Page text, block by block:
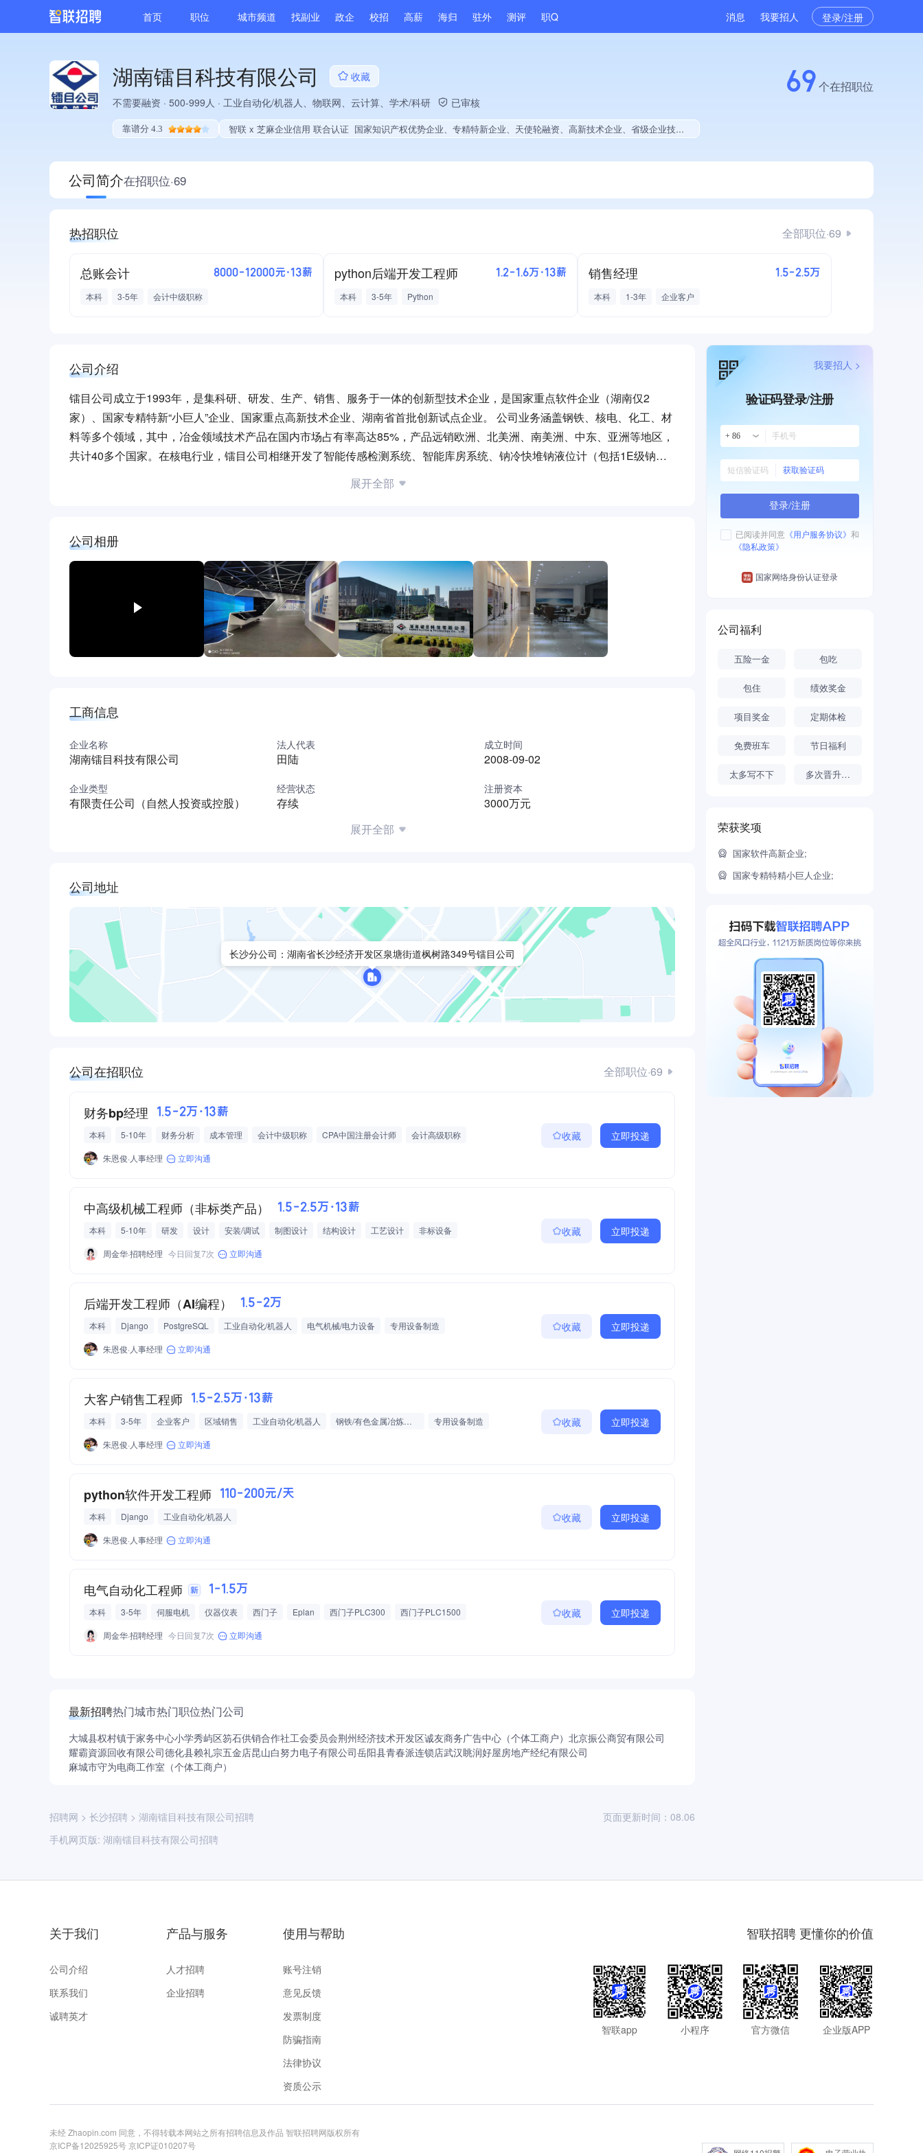
首页 职位 城市频道 找副业 政企 校招 高薪 海归 驻外 测评 职Q 消息 我要招人 登录/注册
湖南镭目科技有限公司
收藏
不需要融资 · 500-999人 · 工业自动化/机器人、物联网、云计算、学术/科研 已审核
靠谱分 4.3 智联 x 芝麻企业信用 联合认证 国家知识产权优势企业、专精特新企业、天使轮融资、高新技术企业、省级企业技术中心、上市企业供应商、国企供应商、战略性新兴领域创新能力、绝对控股1家公司、薪资水平全省同行前5%、旗下品牌同行前40%、A级纳税人、知名品牌供应商、多产业布局、拥有节能环保技术、拥有自主品牌、拥有高价值专利、专利授权量同领域前500、技术布局行业领先、经营年限全国同行前5%、权威管理体系认证、双软认证企业、大学生就业贡献、2025年公开项目中标、拥有绿色资质、拥有工艺创新能力、拥有多项著作权、软件研发量位于同行前5%
69个在招职位
公司简介在招职位·69
热招职位 全部职位·69
总账会计 8000-12000元·13薪
本科 3-5年 会计中级职称
python后端开发工程师 1.2-1.6万·13薪
本科 3-5年 Python
销售经理 1.5-2.5万
本科 1-3年 企业客户
公司介绍
镭目公司成立于1993年，是集科研、研发、生产、销售、服务于一体的创新型技术企业，是国家重点软件企业（湖南仅2
家）、国家专精特新“小巨人”企业、国家重点高新技术企业、湖南省首批创新试点企业。 公司业务涵盖钢铁、核电、化工、材
料等多个领域，其中，冶金领域技术产品在国内市场占有率高达85%，产品远销欧洲、北美洲、南美洲、中东、亚洲等地区，
共计40多个国家。在核电行业，镭目公司相继开发了智能传感检测系统、智能库房系统、钠冷快堆钠液位计（包括1E级钠液
位计）、钠存在监测装置、N16检测系统等，打破国际垄断。 31年来，公司坚持创新发展，专注于工业机器人控制与处理、
智能设备自动化监测与控制、生产过程在线监控、高端材料等产品的研发与应用，为客户提供先进的产品解决方案，实现智能
累计申请国内专利511项，国际专利43项，软件著作权134项。先后获得“国家科技进步二等奖”、“国家专利优秀奖”“湖南省软件
出口第一名”等系列奖项。 在国家大力推行“新基建”的模式下，5G通讯、大数据中心、人工智能、工业互联网等技术助力钢铁
智慧制造的蓬勃发展。镭目公司将基于三十多年的钢铁冶金技术研发和服务经验，结合新技术与智慧制造理念，持续创新，为
客户打造“安全、高效、绿色、优质、柔性”的智慧制造新型工厂。
展开全部
公司相册
工商信息
企业名称
湖南镭目科技有限公司
法人代表
田陆
成立时间
2008-09-02
企业类型
有限责任公司（自然人投资或控股）
经营状态
存续
注册资本
3000万元
展开全部
公司地址
长沙分公司：湖南省长沙经济开发区泉塘街道枫树路349号镭目公司
公司在招职位 全部职位·69
财务bp经理 1.5-2万·13薪
本科 5-10年 财务分析 成本管理 会计中级职称 CPA中国注册会计师
会计高级职称
专用设备制造
朱恩俊·人事经理 立即沟通
收藏 立即投递
中高级机械工程师（非标类产品） 1.5-2.5万·13薪
本科 5-10年 研发 设计 安装/调试 制图设计 结构设计 工艺设计
非标设备
自动化设备
专用设备制造
周金华·招聘经理 今日回复7次 立即沟通
收藏 立即投递
后端开发工程师（AI编程） 1.5-2万
本科 Django PostgreSQL 工业自动化/机器人 电气机械/电力设备
专用设备制造
朱恩俊·人事经理
立即沟通
收藏 立即投递
大客户销售工程师 1.5-2.5万·13薪
本科 3-5年 企业客户 区域销售 工业自动化/机器人 钢铁/有色金属冶炼及加工
专用设备制造
五险一金
朱恩俊·人事经理 立即沟通
收藏 立即投递
python软件开发工程师 110-200元/天
本科 Django
工业自动化/机器人
朱恩俊·人事经理
立即沟通
收藏 立即投递
电气自动化工程师 1-1.5万
本科 3-5年 伺服电机 仪器仪表 西门子 Eplan 西门子PLC300
西门子PLC1500
西门子PLC1200
周金华·招聘经理 今日回复7次 立即沟通
收藏 立即投递
最新招聘热门城市热门职位热门公司
大城县权村镇于家务中心小学秀屿区笏石供销合作社工会委员会荆州经济技术开发区诚友商务广告中心（个体工商户） 北京振公商贸有限公司
耀霸資源回收有限公司德化县赖礼宗五金店昆山白努力电子有限公司岳阳县青春派连锁店武汉眺润好屋房地产经纪有限公司
麻城市守为电商工作室（个体工商户）
招聘网 > 长沙招聘 > 湖南镭目科技有限公司招聘
手机网页版: 湖南镭目科技有限公司招聘
页面更新时间：08.06
验证码登录/注册
+ 86
获取验证码
登录/注册
已阅读并同意 《用户服务协议》 和
《隐私政策》
国家网络身份认证登录
我要招人 >
公司福利
五险一金 包吃
包住 绩效奖金
项目奖金 定期体检
免费班车 节日福利
太多写不下 多次晋升机会
荣获奖项
国家软件高新企业;
国家专精特精小巨人企业;
关于我们
公司介绍
联系我们
诚聘英才
产品与服务
人才招聘
企业招聘
使用与帮助
账号注销
意见反馈
发票制度
防骗指南
法律协议
资质公示
智联招聘 更懂你的价值
智联app 小程序 官方微信 企业版APP
未经 Zhaopin.com 同意，不得转载本网站之所有招聘信息及作品 智联招聘网版权所有
京ICP备12025925号京ICP证010207号